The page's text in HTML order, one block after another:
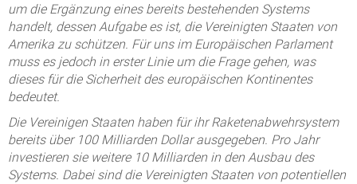
um die Ergänzung eines bereits bestehenden Systems
handelt, dessen Aufgabe es ist, die Vereinigten Staaten von
Amerika zu schützen. Für uns im Europäischen Parlament
muss es jedoch in erster Linie um die Frage gehen, was
dieses für die Sicherheit des europäischen Kontinentes
bedeutet.
Die Vereinigen Staaten haben für ihr Raketenabwehrsystem
bereits über 100 Milliarden Dollar ausgegeben. Pro Jahr
investieren sie weitere 10 Milliarden in den Ausbau des
Systems. Dabei sind die Vereinigten Staaten von potentiellen